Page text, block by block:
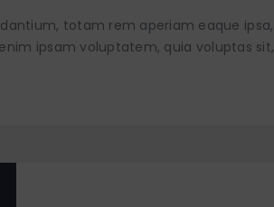
totam rem aperiam eaque ipsa,
ipsam voluptatem, quia voluptas sit,